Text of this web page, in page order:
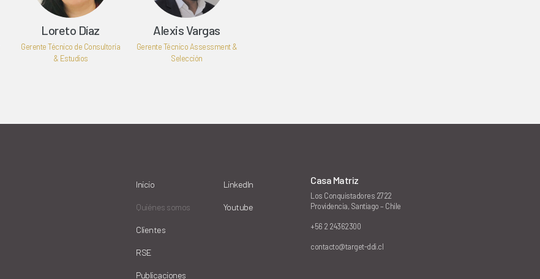
Loreto Díaz
Gerente Técnico de Consultoría
& Estudios
Alexis Vargas
Gerente Técnico Assessment &
Selección
Inicio
Quiénes somos
Clientes
RSE
Publicaciones
LinkedIn
Youtube
Casa Matriz
Los Conquistadores 2722
Providencia, Santiago – Chile
+56 2 24362300
contacto@target-ddi.cl